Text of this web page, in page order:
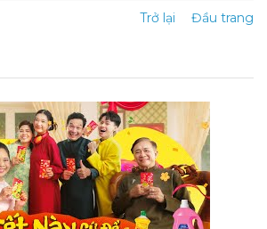
Trở lại Đầu trang